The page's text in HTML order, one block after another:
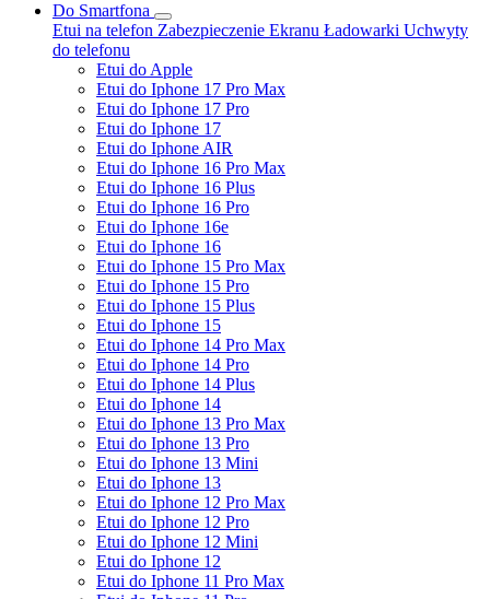
Do Smartfona
Etui na telefon Zabezpieczenie Ekranu Ładowarki Uchwyty
do telefonu
Etui do Apple
Etui do Iphone 17 Pro Max
Etui do Iphone 17 Pro
Etui do Iphone 17
Etui do Iphone AIR
Etui do Iphone 16 Pro Max
Etui do Iphone 16 Plus
Etui do Iphone 16 Pro
Etui do Iphone 16e
Etui do Iphone 16
Etui do Iphone 15 Pro Max
Etui do Iphone 15 Pro
Etui do Iphone 15 Plus
Etui do Iphone 15
Etui do Iphone 14 Pro Max
Etui do Iphone 14 Pro
Etui do Iphone 14 Plus
Etui do Iphone 14
Etui do Iphone 13 Pro Max
Etui do Iphone 13 Pro
Etui do Iphone 13 Mini
Etui do Iphone 13
Etui do Iphone 12 Pro Max
Etui do Iphone 12 Pro
Etui do Iphone 12 Mini
Etui do Iphone 12
Etui do Iphone 11 Pro Max